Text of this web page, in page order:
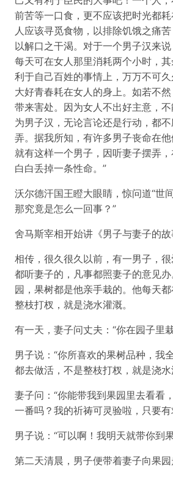
前苦等一口食，更不应该把时光都
人应该寻觅食物，以排除饥饿之痛苦
以解口之干渴。对于一个男子汉来说
每天可在女人那里消耗两个小时，
利于自己百姓的事情上，万万不可
大好青春耗在女人的身上。如若不
带来害处。因为女人不出好主意，
为男子汉，无论言论还是行动，都
弄。据我所知，有许多男子丧命在
就有这样一个男子，因听妻子摆弄，
白白丢掉一条性命。”
沃尔德汗国王瞪大眼睛，惊问道“世
那究竟是怎么一回事？”
舍马斯宰相开始讲《男子与妻子的故
相传，很久很久以前，有一男子，
都听妻子的，凡事都照妻子的意见
园，果树都是他亲手栽的。他每天
整枝打杈，就是浇水灌溉。
有一天，妻子问丈夫：“你在园子里
男子说：“你所喜欢的果树品种，我
都去做活，不是整枝打杈，就是浇
妻子问：“你能带我到果园里去看看
一番吗？我的祈祷可灵验啦，只要
男子说：“可以啊！我明天就带你到
第二天清晨，男子便带着妻子向果园